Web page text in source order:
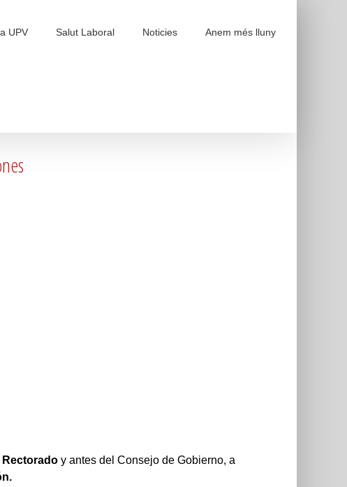
UPV Salut Laboral Noticies Anem més lluny
Rectorado y antes del Consejo de Gobierno, a